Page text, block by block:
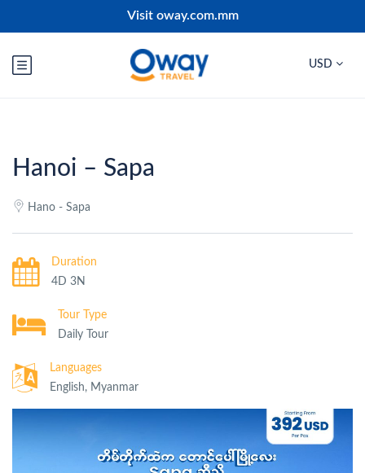
Visit oway.com.mm
USD
Hanoi – Sapa
Hano - Sapa
Duration
4D 3N
Tour Type
Daily Tour
Languages
English, Myanmar